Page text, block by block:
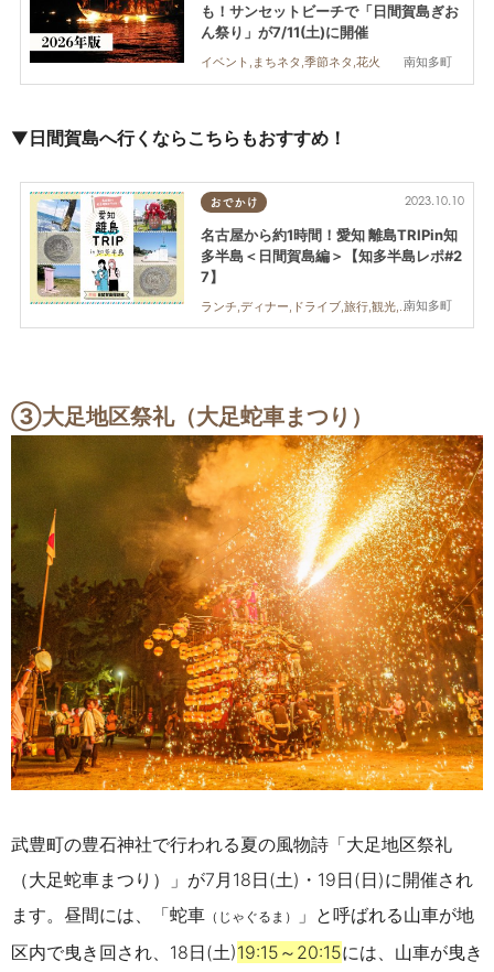
南知多町
も！サンセットビーチで「日間賀島ぎお
ん祭り」が7/11(土)に開催
イベント,まちネタ,季節ネタ,花火
▼日間賀島へ行くならこちらもおすすめ！
おでかけ
南知多町
2023.10.10
名古屋から約1時間！愛知 離島TRIPin知
多半島＜日間賀島編＞【知多半島レポ#2
7】
ランチ,ディナー,ドライブ,旅行,観光,自然,日間賀島,知多半島レポ
③大足地区祭礼（大足蛇車まつり）
武豊町の豊石神社で行われる夏の風物詩「大足地区祭礼
（大足蛇車まつり）」が7月18日(土)・19日(日)に開催され
ます。昼間には、「蛇車 （じゃぐるま）
」と呼ばれる山車が地
区内で曳き回され、18日(土)19:15～20:15には、山車が曳き